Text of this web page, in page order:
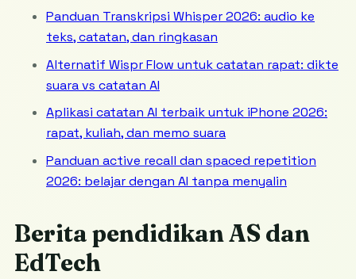
Panduan Transkripsi Whisper 2026: audio ke
teks, catatan, dan ringkasan
Alternatif Wispr Flow untuk catatan rapat: dikte
suara vs catatan AI
Aplikasi catatan AI terbaik untuk iPhone 2026:
rapat, kuliah, dan memo suara
Panduan active recall dan spaced repetition
2026: belajar dengan AI tanpa menyalin
Berita pendidikan AS dan
EdTech